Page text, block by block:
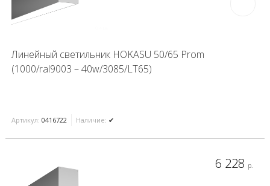
Линейный светильник HOKASU 50/65 Prom
(1000/ral9003 – 40w/3085/LT65)
Артикул: 0416722 Наличие: ✔
6 228 р.